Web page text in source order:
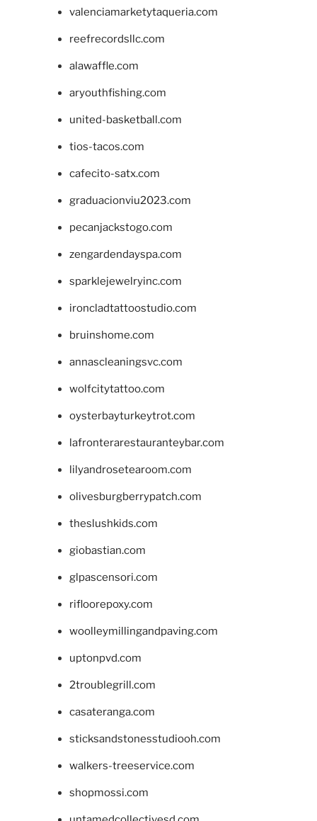
valenciamarketytaqueria.com
reefrecordsllc.com
alawaffle.com
aryouthfishing.com
united-basketball.com
tios-tacos.com
cafecito-satx.com
graduacionviu2023.com
pecanjackstogo.com
zengardendayspa.com
sparklejewelryinc.com
ironcladtattoostudio.com
bruinshome.com
annascleaningsvc.com
wolfcitytattoo.com
oysterbayturkeytrot.com
lafronterarestauranteybar.com
lilyandrosetearoom.com
olivesburgberrypatch.com
theslushkids.com
giobastian.com
glpascensori.com
rifloorepoxy.com
woolleymillingandpaving.com
uptonpvd.com
2troublegrill.com
casateranga.com
sticksandstonesstudiooh.com
walkers-treeservice.com
shopmossi.com